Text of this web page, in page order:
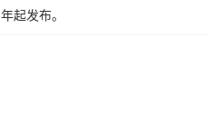
起发布。